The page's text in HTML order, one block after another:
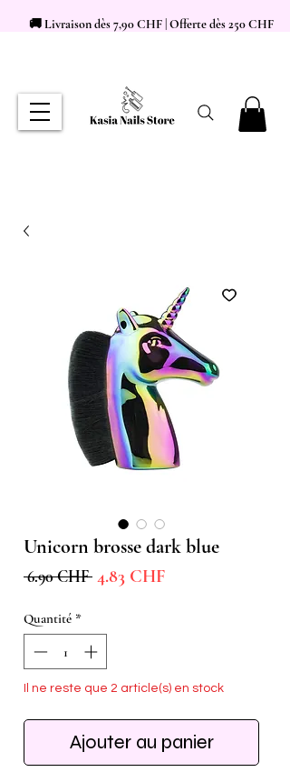
🚚 Livraison dès 7,90 CHF | Offerte dès 250 CHF
Unicorn brosse dark blue
6.90 CHF Prix
4.83 CHFPrix
Quantité *
Il ne reste que 2 article(s) en stock
Ajouter au panier